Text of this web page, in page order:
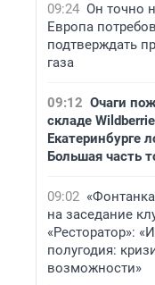
09:24 Он точно
Европа
подтверждать
газа
09:12 Очаги
складе
Екатеринбурге
Большая часть
09:02
на заседание
«Ресторатор»:
полугодия:
возможности»